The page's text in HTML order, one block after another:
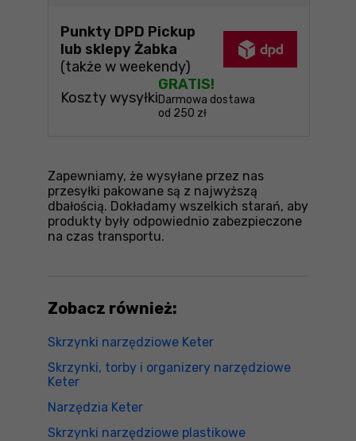
Punkty DPD Pickup
lub sklepy Żabka
(także w weekendy)
Koszty wysyłki
GRATIS!
Darmowa dostawa
od 250 zł
Zapewniamy, że wysyłane przez nas
przesyłki pakowane są z najwyższą
dbałością. Dokładamy wszelkich starań, aby
produkty były odpowiednio zabezpieczone
na czas transportu.
Zobacz również:
Skrzynki narzędziowe Keter
Skrzynki, torby i organizery narzędziowe
Keter
Narzędzia Keter
Skrzynki narzędziowe plastikowe